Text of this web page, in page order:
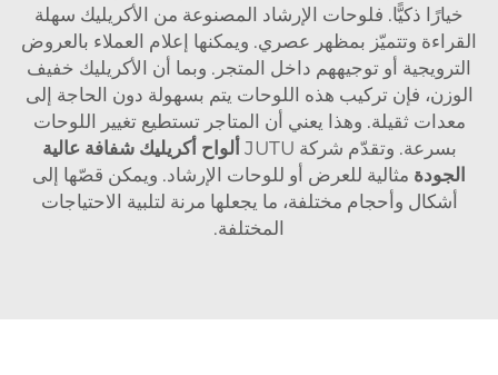
خيارًا ذكيًّا. فلوحات الإرشاد المصنوعة من الأكريليك سهلة
القراءة وتتميّز بمظهر عصري. ويمكنها إعلام العملاء بالعروض
الترويجية أو توجيههم داخل المتجر. وبما أن الأكريليك خفيف
الوزن، فإن تركيب هذه اللوحات يتم بسهولة دون الحاجة إلى
معدات ثقيلة. وهذا يعني أن المتاجر تستطيع تغيير اللوحات
بسرعة. وتقدّم شركة JUTU
ألواح أكريليك شفافة عالية
الجودة مثالية للعرض أو للوحات الإرشاد. ويمكن قصّها إلى
أشكال وأحجام مختلفة، ما يجعلها مرنة لتلبية الاحتياجات
المختلفة.